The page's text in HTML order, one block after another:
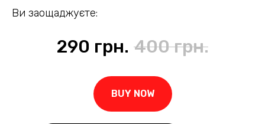
Ви заощаджуєте:
290 грн. 400грн.
BUY NOW